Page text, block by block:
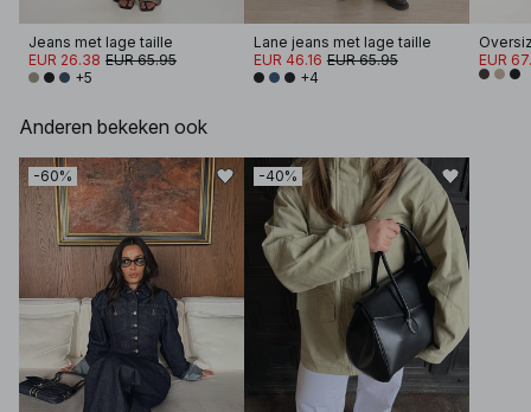
Jeans met lage taille
EUR 26.38 EUR 65.95
+5
Lane jeans met lage taille
EUR 46.16 EUR 65.95
+4
EUR
Anderen bekeken ook
-60% -40%